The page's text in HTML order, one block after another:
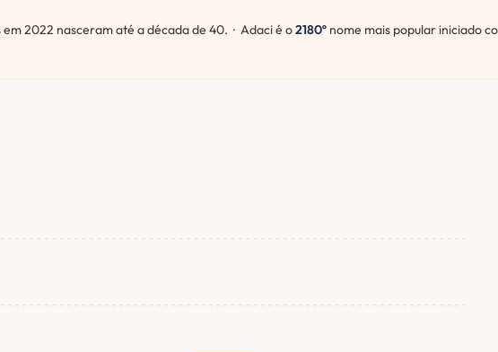
em 2022 nasceram até a década de 40. · Adaci é o2180º nome mais popular iniciado